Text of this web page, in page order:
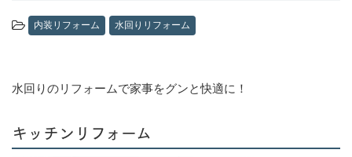
内装リフォーム 水回りリフォーム
水回りのリフォームで家事をグンと快適に！
キッチンリフォーム